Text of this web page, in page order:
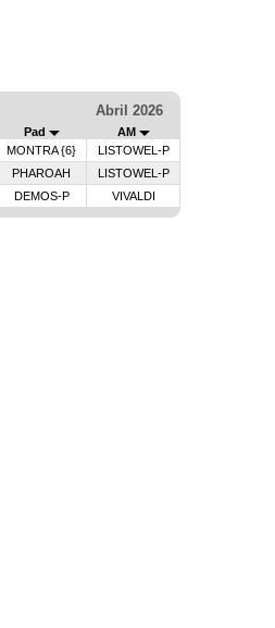
Abril 2026
Pad
AM
MONTRA {6}
LISTOWEL-P
PHAROAH
LISTOWEL-P
DEMOS-P VIVALDI